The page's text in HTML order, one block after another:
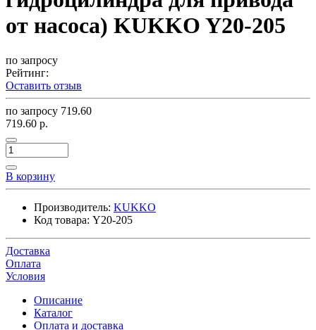
от насоса) KUKKO Y20-205
по запросу
Рейтинг:
Оставить отзыв
по запросу 719.60
719.60 р.
В корзину
Производитель: KUKKO
Код товара: Y20-205
Доставка
Оплата
Условия
Описание
Каталог
Оплата и доставка